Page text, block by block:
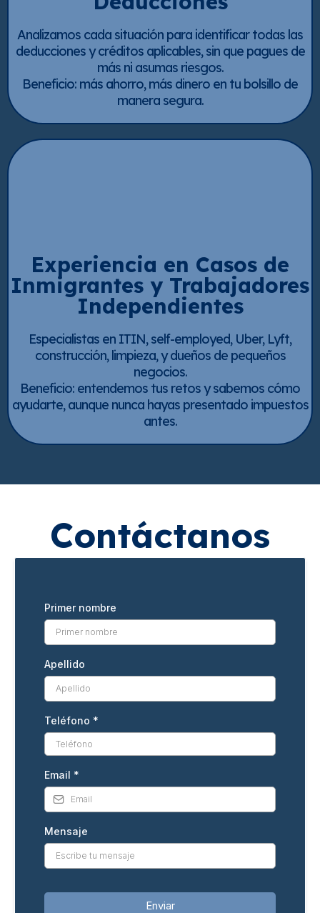
Analizamos cada situación para identificar todas las
deducciones y créditos aplicables, sin que pagues de
más ni asumas riesgos.
Beneficio: más ahorro, más dinero en tu bolsillo de
manera segura.
Experiencia en Casos de
Inmigrantes y Trabajadores
Independientes
Especialistas en ITIN, self-employed, Uber, Lyft,
construcción, limpieza, y dueños de pequeños
negocios.
Beneficio: entendemos tus retos y sabemos cómo
ayudarte, aunque nunca hayas presentado impuestos
antes.
Contáctanos
Primer nombre
Apellido
Teléfono *
Email *
Mensaje
Enviar